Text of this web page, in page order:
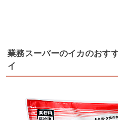
業務スーパーのイカのおす
イ